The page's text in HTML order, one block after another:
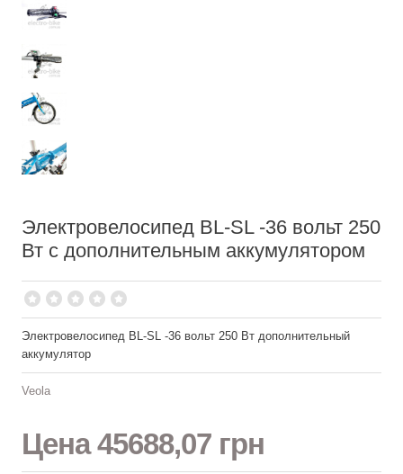
Электровелосипед BL-SL -36 вольт 250
Вт с дополнительным аккумулятором
Электровелосипед BL-SL -36 вольт 250 Вт дополнительный
аккумулятор
Veola
Цена45688,07 грн